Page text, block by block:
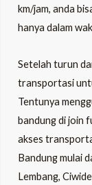
km/jam, anda
hanya dalam
Setelah turun
transportasi
Tentunya
bandung di join
akses
Bandung mulai
Lembang,